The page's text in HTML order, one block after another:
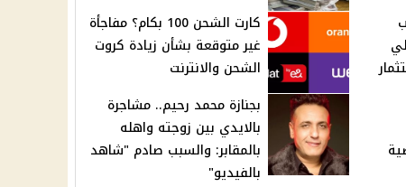
كارت الشحن 100 بكام؟ مفاجأة
غير متوقعة بشأن زيادة كروت
الشحن والانترنت
بجنازة محمد رحيم.. مشاجرة
بالايدي بين زوجته واهله
بالمقابر: والسبب صادم "شاهد
بالفيديو"